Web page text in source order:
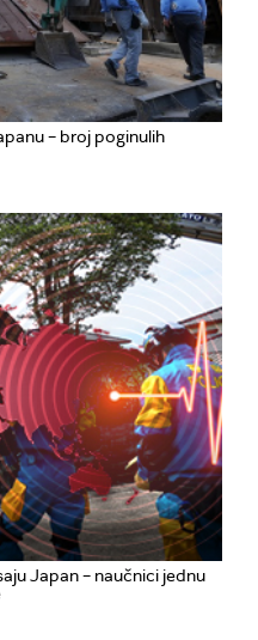
– broj poginulih
Japan – naučnici jednu